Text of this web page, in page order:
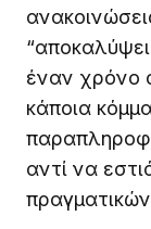
έναν χρόνο
κάποια
αντί να